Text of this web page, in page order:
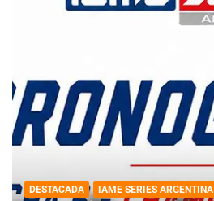
DESTACADA IAME SERIES ARGENTINA